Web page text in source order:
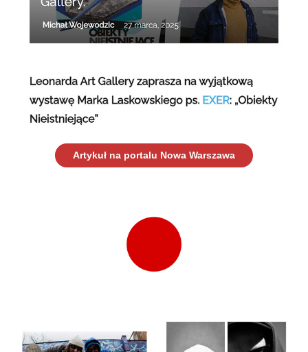
Artykuł na portalu Nowa Warszawa